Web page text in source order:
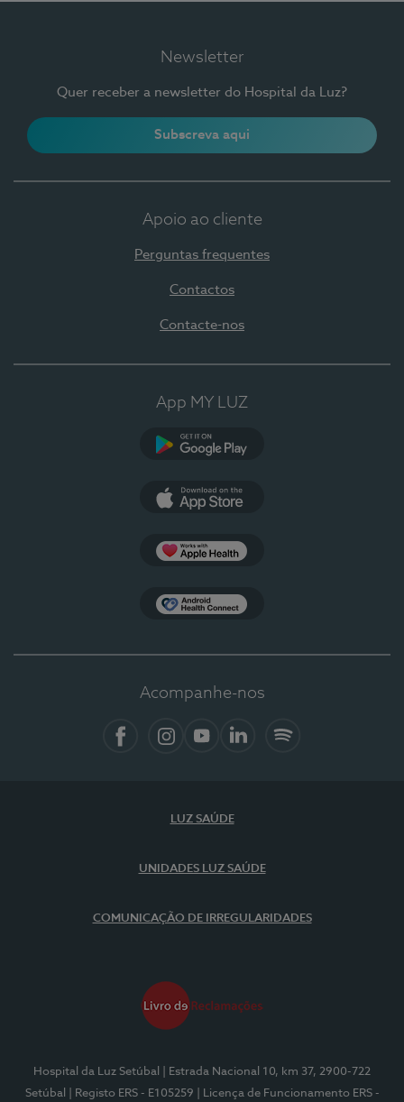
Newsletter
Quer receber a newsletter do Hospital da Luz?
Subscreva aqui
Apoio ao cliente
Perguntas frequentes
Contactos
Contacte-nos
App MY LUZ
Acompanhe-nos
LUZ SAÚDE
UNIDADES LUZ SAÚDE
COMUNICAÇÃO DE IRREGULARIDADES
Hospital da Luz Setúbal
| Estrada Nacional 10, km 37, 2900-722
Setúbal
| Registo ERS - E105259
| Licença de Funcionamento ERS -